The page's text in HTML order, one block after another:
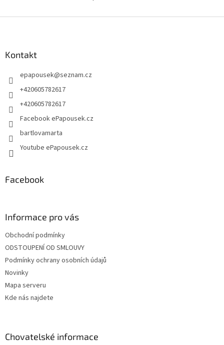
l
Kontakt
epapousek@seznam.cz
+420605782617
+420605782617
Facebook ePapousek.cz
bartlovamarta
Youtube ePapousek.cz
Facebook
Informace pro vás
Obchodní podmínky
ODSTOUPENÍ OD SMLOUVY
Podmínky ochrany osobních údajů
Novinky
Mapa serveru
Kde nás najdete
Chovatelské informace